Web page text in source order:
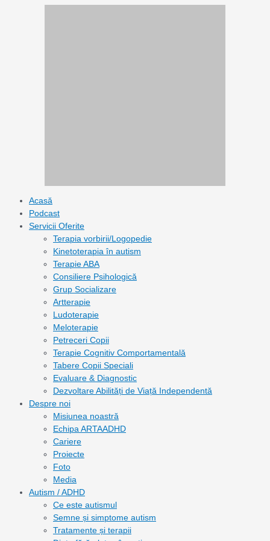
Acasă
Podcast
Servicii Oferite
Terapia vorbirii/Logopedie
Kinetoterapia în autism
Terapie ABA
Consiliere Psihologică
Grup Socializare
Artterapie
Ludoterapie
Meloterapie
Petreceri Copii
Terapie Cognitiv Comportamentală
Tabere Copii Speciali
Evaluare & Diagnostic
Dezvoltare Abilități de Viață Independentă
Despre noi
Misiunea noastră
Echipa ARTAADHD
Cariere
Proiecte
Foto
Media
Autism / ADHD
Ce este autismul
Semne și simptome autism
Tratamente și terapii